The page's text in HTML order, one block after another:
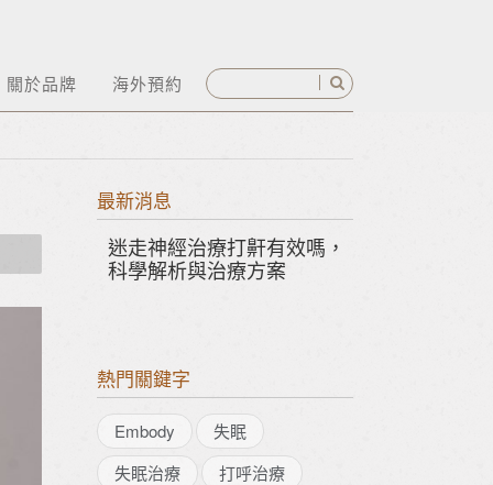
關於品牌 海外預約
最新消息
迷走神經治療打鼾有效嗎，
科學解析與治療方案
熱門關鍵字
Embody
失眠
失眠治療
打呼治療